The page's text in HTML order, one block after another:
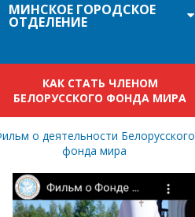
МИНСКОЕ ГОРОДСКОЕ
ОТДЕЛЕНИЕ
КАК СТАТЬ ЧЛЕНОМ
БЕЛОРУССКОГО ФОНДА МИРА
о деятельности Белорусского
фонда мира